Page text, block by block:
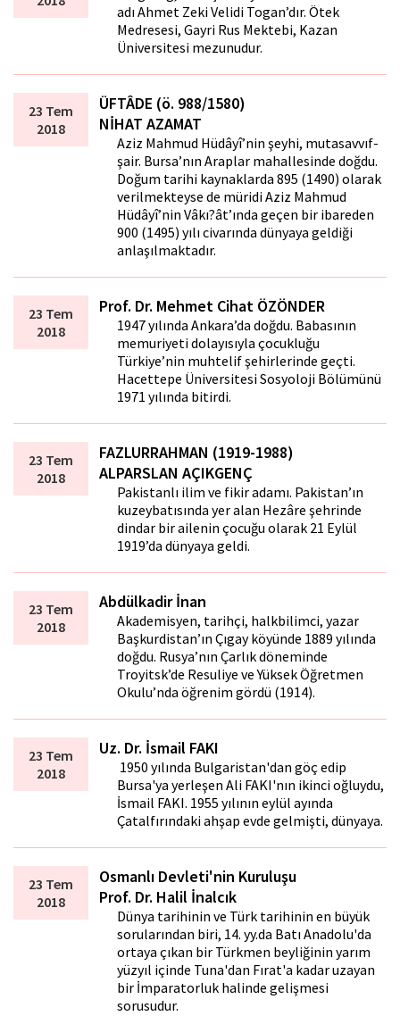
adı Ahmet Zeki Velidi Togan’dır. Ötek
Medresesi, Gayri Rus Mektebi, Kazan
Üniversitesi mezunudur.
23 Tem
2018
ÜFTÂDE (ö. 988/1580)
NİHAT AZAMAT
Aziz Mahmud Hüdâyî’nin şeyhi, mutasavvıf-
şair. Bursa’nın Araplar mahallesinde doğdu.
Doğum tarihi kaynaklarda 895 (1490) olarak
verilmekteyse de müridi Aziz Mahmud
Hüdâyî’nin Vâkı?ât’ında geçen bir ibareden
900 (1495) yılı civarında dünyaya geldiği
anlaşılmaktadır.
23 Tem
2018
Prof. Dr. Mehmet Cihat ÖZÖNDER
1947 yılında Ankara’da doğdu. Babasının
memuriyeti dolayısıyla çocukluğu
Türkiye’nin muhtelif şehirlerinde geçti.
Hacettepe Üniversitesi Sosyoloji Bölümünü
1971 yılında bitirdi.
23 Tem
2018
FAZLURRAHMAN (1919-1988)
ALPARSLAN AÇIKGENÇ
Pakistanlı ilim ve fikir adamı. Pakistan’ın
kuzeybatısında yer alan Hezâre şehrinde
dindar bir ailenin çocuğu olarak 21 Eylül
1919’da dünyaya geldi.
23 Tem
2018
Abdülkadir İnan
Akademisyen, tarihçi, halkbilimci, yazar
Başkurdistan’ın Çıgay köyünde 1889 yılında
doğdu. Rusya’nın Çarlık döneminde
Troyitsk’de Resuliye ve Yüksek Öğretmen
Okulu’nda öğrenim gördü (1914).
23 Tem
2018
Uz. Dr. İsmail FAKI
1950 yılında Bulgaristan'dan göç edip
Bursa'ya yerleşen Ali FAKI'nın ikinci oğluydu,
İsmail FAKI. 1955 yılının eylül ayında
Çatalfırındaki ahşap evde gelmişti, dünyaya.
23 Tem
2018
Osmanlı Devleti'nin Kuruluşu
Prof. Dr. Halil İnalcık
Dünya tarihinin ve Türk tarihinin en büyük
sorularından biri, 14. yy.da Batı Anadolu'da
ortaya çıkan bir Türkmen beyliğinin yarım
yüzyıl içinde Tuna'dan Fırat'a kadar uzayan
bir İmparatorluk halinde gelişmesi
sorusudur.